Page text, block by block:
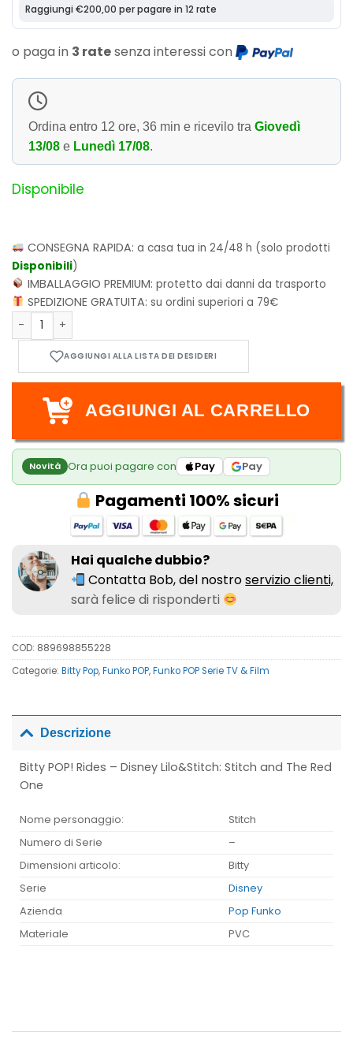
o paga in 3 ratesenza interessi con
Ordina entro 12 ore, 36 min e ricevilo tra Giovedì
13/08 e Lunedì 17/08.
Disponibile
CONSEGNA RAPIDA:a casa tua in 24/48 h (solo prodotti
Disponibili)
IMBALLAGGIO PREMIUM:protetto dai danni da trasporto
SPEDIZIONE GRATUITA:su ordini superiori a 79€
Bitty POP! Rides - Disney Lilo&Stitch: Stitch and The Red
AGGIUNGI AL CARRELLO
Novità Ora puoi pagare con Pay Pay
Pagamenti 100% sicuri
Hai qualche dubbio?
Contatta Bob, del nostroservizio clienti,
sarà felice di risponderti
COD: 889698855228
Categorie: Bitty Pop,Funko POP,Funko POP Serie TV & Film
Descrizione
Bitty POP! Rides – Disney Lilo&Stitch: Stitch and The Red
One
Nome personaggio:
Stitch
Numero di Serie
–
Dimensioni articolo:
Bitty
Serie
Disney
Azienda
Pop Funko
Materiale
PVC